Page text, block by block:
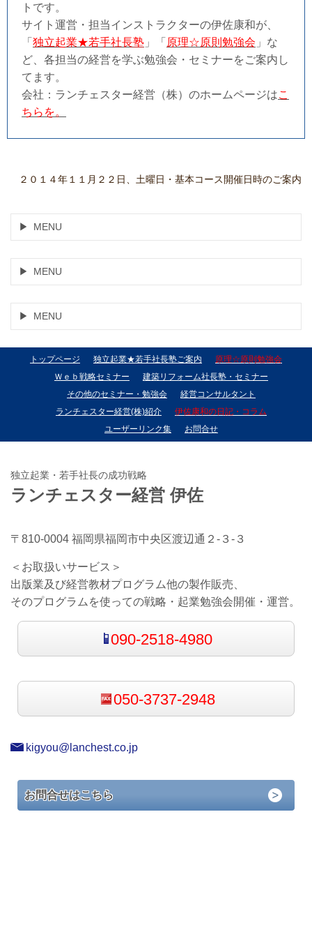
トです。
サイト運営・担当インストラクターの伊佐康和が、
「 独立起業★若手社長塾 」「 原理☆原則勉強会 」な
ど、各担当の経営を学ぶ勉強会・セミナーをご案内し
てます。
会社：ランチェスター経営（株）のホームページはこ
ちらを。
２０１４年１１月２２日、土曜日・基本コース開催日時のご案内
MENU
MENU
MENU
トップページ 独立起業★若手社長塾ご案内
原理☆原則勉強会
Ｗｅｂ戦略セミナー
建築リフォーム社長塾・セミナー
その他のセミナー・勉強会
経営コンサルタント
ランチェスター経営(株)紹介
伊佐康和の日記・コラム
ユーザーリンク集
お問合せ
独立起業・若手社長の成功戦略
ランチェスター経営 伊佐
〒810-0004 福岡県福岡市中央区渡辺通２-３-３
＜お取扱いサービス＞
出版業及び経営教材プログラム他の製作販売、
そのプログラムを使っての戦略・起業勉強会開催・運営。
090-2518-4980
050-3737-2948
kigyou@lanchest.co.jp
お問合せはこちら